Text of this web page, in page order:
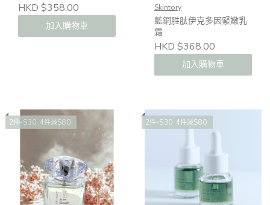
HKD $358.00
加入購物車
Skintory
藍銅胜肽伊克多因緊嫩乳
霜
HKD $368.00
加入購物車
2件-$30 ,4件減$80 2件-$30 ,4件減$80